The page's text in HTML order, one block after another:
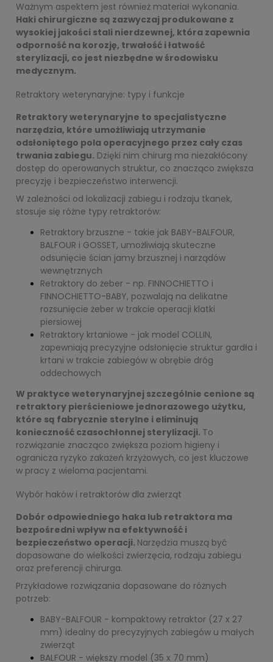
Ważnym aspektem jest również materiał wykonania.
Haki chirurgiczne są zazwyczaj produkowane z
wysokiej jakości stali nierdzewnej, która zapewnia
odporność na korozję, trwałość i łatwość
sterylizacji, co jest niezbędne w środowisku
medycznym.
Retraktory weterynaryjne: typy i funkcje
Retraktory weterynaryjne to specjalistyczne
narzędzia, które umożliwiają utrzymanie
odsłoniętego pola operacyjnego przez cały czas
trwania zabiegu. Dzięki nim chirurg ma niezakłócony
dostęp do operowanych struktur, co znacząco zwiększa
precyzję i bezpieczeństwo interwencji.
W zależności od lokalizacji zabiegu i rodzaju tkanek,
stosuje się różne typy retraktorów:
Retraktory brzuszne - takie jak BABY-BALFOUR,
BALFOUR i GOSSET, umożliwiają skuteczne
odsunięcie ścian jamy brzusznej i narządów
wewnętrznych
Retraktory do żeber - np. FINNOCHIETTO i
FINNOCHIETTO-BABY, pozwalają na delikatne
rozsunięcie żeber w trakcie operacji klatki
piersiowej
Retraktory krtaniowe - jak model COLLIN,
zapewniają precyzyjne odsłonięcie struktur gardła i
krtani w trakcie zabiegów w obrębie dróg
oddechowych
W praktyce weterynaryjnej szczególnie cenione są
retraktory pierścieniowe jednorazowego użytku,
które są fabrycznie sterylne i eliminują
konieczność czasochłonnej sterylizacji. To
rozwiązanie znacząco zwiększa poziom higieny i
ogranicza ryzyko zakażeń krzyżowych, co jest kluczowe
w pracy z wieloma pacjentami.
Wybór haków i retraktorów dla zwierząt
Dobór odpowiedniego haka lub retraktora ma
bezpośredni wpływ na efektywność i
bezpieczeństwo operacji. Narzędzia muszą być
dopasowane do wielkości zwierzęcia, rodzaju zabiegu
oraz preferencji chirurga.
Przykładowe rozwiązania dopasowane do różnych
potrzeb:
BABY-BALFOUR - kompaktowy retraktor (27 x 27
mm) idealny do precyzyjnych zabiegów u małych
zwierząt
BALFOUR - większy model (35 x 70 mm)